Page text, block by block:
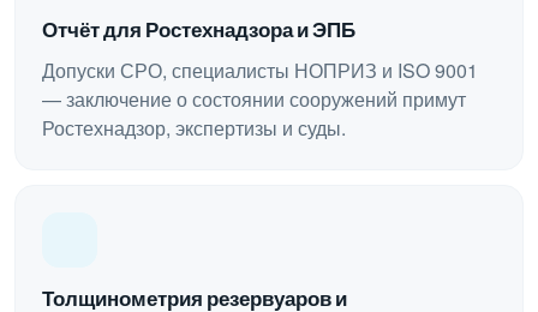
Отчёт для Ростехнадзора и ЭПБ
Допуски СРО, специалисты НОПРИЗ и ISO 9001
— заключение о состоянии сооружений примут
Ростехнадзор, экспертизы и суды.
Толщинометрия резервуаров и